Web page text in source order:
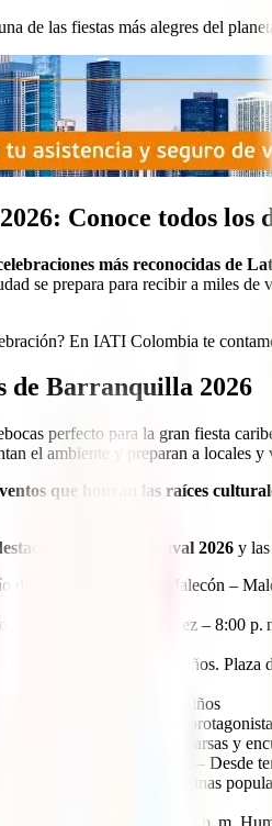
de las fiestas más alegres del
Conoce todos los
más reconocidas de
se prepara para recibir a miles
En IATI Colombia te
de Barranquilla 2026
perfecto para la gran fiesta
el ambiente y preparan a locales y
que honran las raíces
del precarnaval 2026 y las
de Tradiciones. Gran Malecón –
Estadio Romelio Martínez – 8:00 p.
del Carnaval de los Niños. Plaza
del Carnaval de los Niños
donde los niños son
tradición: Fiesta de comparsas y
y cumbias. Plaza de la Paz – Desde
febrero:
Coronación de reinas